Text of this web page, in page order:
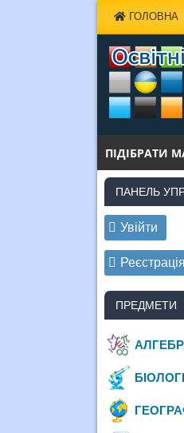
ГОЛОВНА
ПІДІБРАТИ
ПАНЕЛЬ
Увійти
Реєстрація
ПРЕДМЕТИ